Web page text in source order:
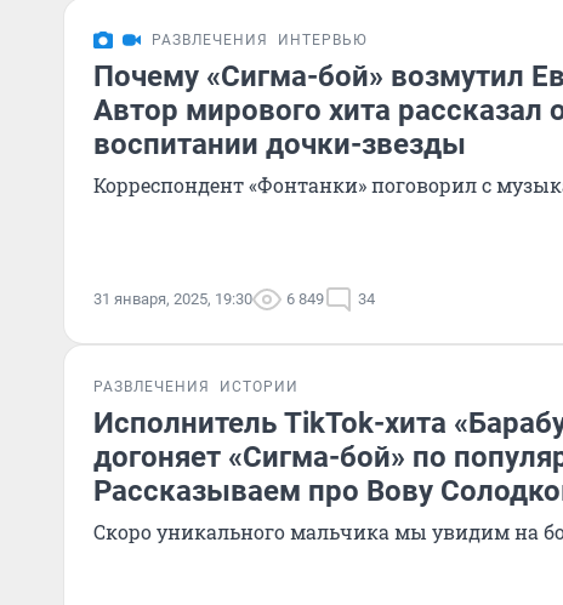
РАЗВЛЕЧЕНИЯ ИНТЕРВЬЮ
Почему «Сигма-бой» возмутил
Автор мирового хита рассказал
воспитании дочки-звезды
Корреспондент «Фонтанки» поговорил с
31 января, 2025, 19:30 6 849 34
РАЗВЛЕЧЕНИЯ ИСТОРИИ
Исполнитель TikTok-хита
догоняет «Сигма-бой» по
Рассказываем про Вову
Скоро уникального мальчика мы увидим на